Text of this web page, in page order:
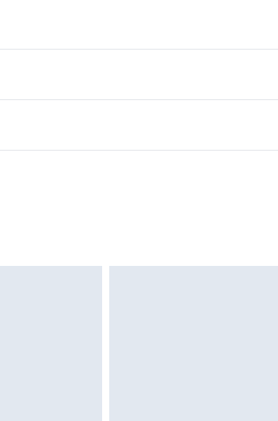
badkläder eller underkläder om